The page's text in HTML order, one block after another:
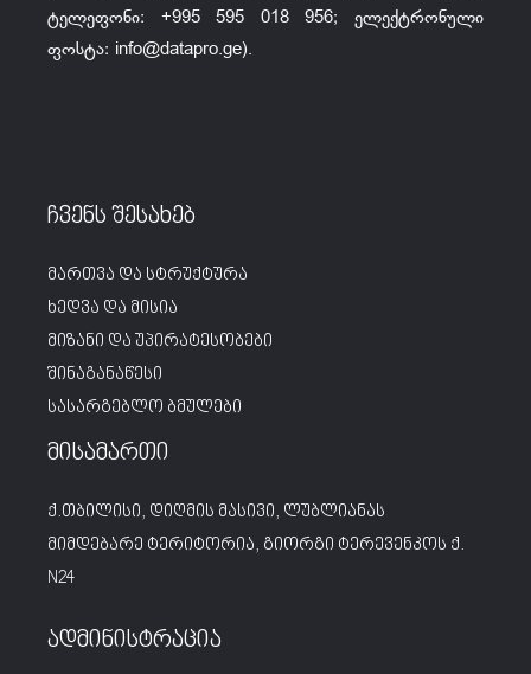
ტელეფონი: +995 595 018 956; ელექტრონული
ფოსტა: info@datapro.ge).
ჩვენს შესახებ
მართვა და სტრუქტურა
ხედვა და მისია
მიზანი და უპირატესობები
შინაგანაწესი
სასარგებლო ბმულები
მისამართი
ქ.თბილისი, დიღმის მასივი, ლუბლიანას
მიმდებარე ტერიტორია, გიორგი ტერევენკოს ქ.
N24
ადმინისტრაცია